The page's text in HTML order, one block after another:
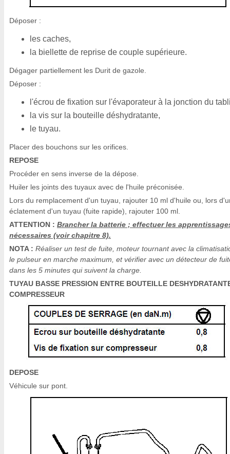
Déposer :
les caches,
la biellette de reprise de couple supérieure.
Dégager partiellement les Durit de gazole.
Déposer :
l'écrou de fixation sur l'évaporateur à la jonction du
la vis sur la bouteille déshydratante,
le tuyau.
Placer des bouchons sur les orifices.
REPOSE
Procéder en sens inverse de la dépose.
Huiler les joints des tuyaux avec de l'huile préconisée.
Lors du remplacement d'un tuyau, rajouter 10 ml d'huile ou, lors
éclatement d'un tuyau (fuite rapide), rajouter 100 ml.
ATTENTION : Brancher la batterie ; effectuer les
nécessaires (voir chapitre 8).
NOTA : Réaliser un test de fuite, moteur tournant avec la
le pulseur en marche maximum, et vérifier avec un détecteur de
dans les 5 minutes qui suivent la charge.
TUYAU BASSE PRESSION ENTRE BOUTEILLE
COMPRESSEUR
DEPOSE
Véhicule sur pont.